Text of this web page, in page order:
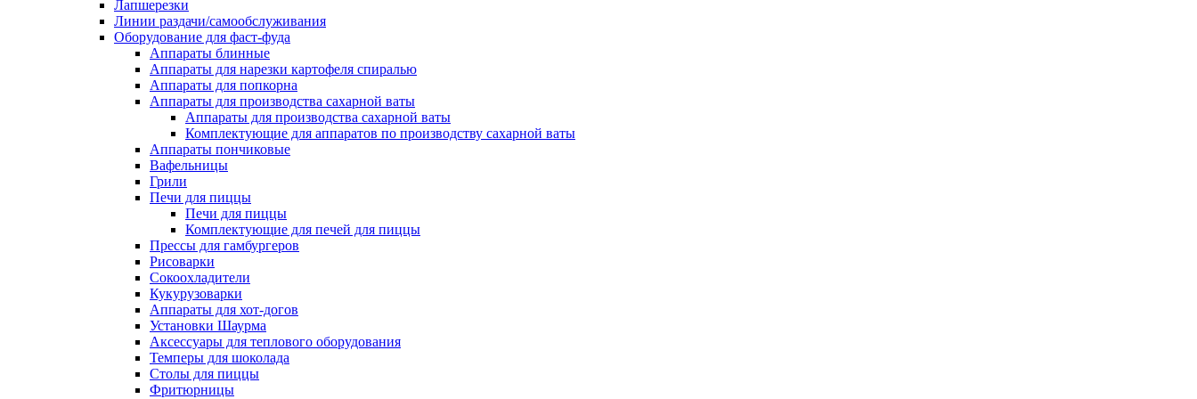
Лапшерезки
Линии раздачи/самообслуживания
Оборудование для фаст-фуда
Аппараты блинные
Аппараты для нарезки картофеля спиралью
Аппараты для попкорна
Аппараты для производства сахарной ваты
Аппараты для производства сахарной ваты
Комплектующие для аппаратов по производству сахарной ваты
Аппараты пончиковые
Вафельницы
Грили
Печи для пиццы
Печи для пиццы
Комплектующие для печей для пиццы
Прессы для гамбургеров
Рисоварки
Сокоохладители
Кукурузоварки
Аппараты для хот-догов
Установки Шаурма
Аксессуары для теплового оборудования
Темперы для шоколада
Столы для пиццы
Фритюрницы